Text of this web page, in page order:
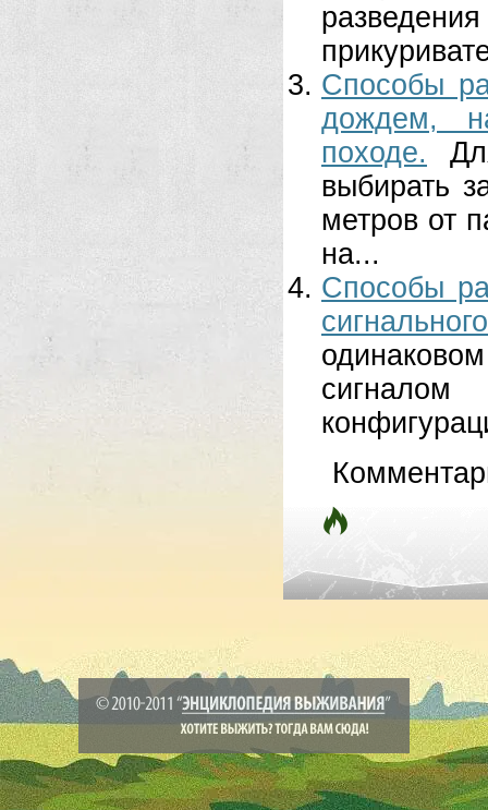
Способы
дождем,
походе.
выбирать
метров от
на...
Способы
сигналом